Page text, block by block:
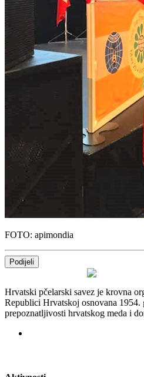
FOTO: apimondia
Podijeli
Hrvatski pčelarski savez je krovna
Republici Hrvatskoj osnovana 1954.
prepoznatljivosti hrvatskog meda i